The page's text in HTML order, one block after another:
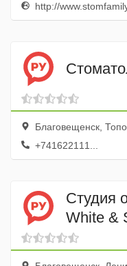
http://
Благовещенск,
+741622111...
Студия
White &